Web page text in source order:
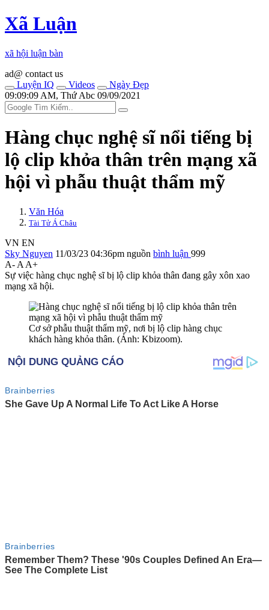
Xã Luận
xã hội luận bàn
ad@ contact us
Luyện IQ
Videos
Ngày Đẹp
09:09:09 AM, Thứ Abc 09/09/2021
Hàng chục nghệ sĩ nổi tiếng bị
lộ clip khỏ‌ּa thâ‌ּn trên mạng xã
hội vì phẫu thuật thẩm mỹ
Văn Hóa
Tài Tử Á Châu
VN EN
Sky Nguyen 11/03/23 04:36pm nguồn bình luận 999
A- A A+
Sự việc hàng chục nghệ sĩ bị lộ clip khỏ‌ּa thâ‌ּn đang gây xôn xao
mạng xã hội.
Cơ sở phẫu thuật thẩm mỹ, nơi bị lộ clip hàng chục
khách hàng khỏ‌ּa thâ‌ּn. (Ảnh: Kbizoom).